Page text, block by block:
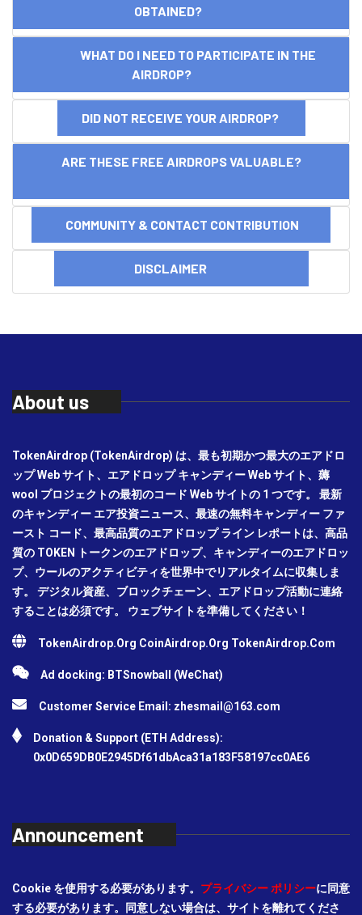
OBTAINED?
WHAT DO I NEED TO PARTICIPATE IN THE
AIRDROP?
DID NOT RECEIVE YOUR AIRDROP?
ARE THESE FREE AIRDROPS VALUABLE?
COMMUNITY & CONTACT CONTRIBUTION
DISCLAIMER
About us
TokenAirdrop (TokenAirdrop) は、最も初期かつ最大のエアドロ
ップ Web サイト、エアドロップ キャンディー Web サイト、薅
wool プロジェクトの最初のコード Web サイトの 1 つです。 最新
のキャンディー エア投資ニュース、最速の無料キャンディー ファ
ースト コード、最高品質のエアドロップ ライン レポートは、高品
質の TOKEN トークンのエアドロップ、キャンディーのエアドロッ
プ、ウールのアクティビティを世界中でリアルタイムに収集しま
す。 デジタル資産、ブロックチェーン、エアドロップ活動に連絡
することは必須です。 ウェブサイトを準備してください！
TokenAirdrop.Org CoinAirdrop.Org TokenAirdrop.Com
Ad docking: BTSnowball (WeChat)
Customer Service Email: zhesmail@163.com
Donation & Support (ETH Address):
0x0D659DB0E2945Df61dbAca31a183F58197cc0AE6
Announcement
Cookie を使用する必要があります。 プライバシー ポリシーに同意
する必要があります。同意しない場合は、サイトを離れてくださ